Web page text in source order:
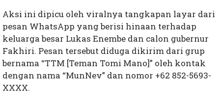
Aksi ini dipicu oleh viralnya tangkapan layar dari
pesan WhatsApp yang berisi hinaan terhadap
keluarga besar Lukas Enembe dan calon gubernur
Fakhiri. Pesan tersebut diduga dikirim dari grup
bernama “TTM [Teman Tomi Mano]” oleh kontak
dengan nama “MunNev” dan nomor +62 852-5693-
XXXX.